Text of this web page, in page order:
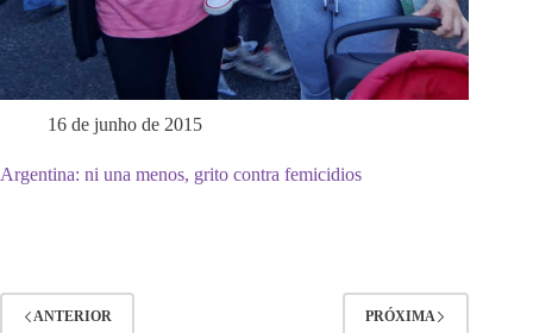
16 de junho de 2015
Argentina: ni una menos, grito contra femicidios
ANTERIOR PRÓXIMA